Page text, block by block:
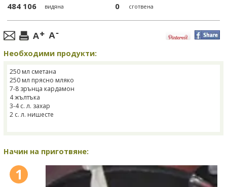
484 106 видяна 0 сготвена
Необходими продукти:
250 мл сметана
250 мл прясно мляко
7-8 зрънца кардамон
4 жълтъка
3-4 с. л. захар
2 с. л. нишесте
Начин на приготвяне:
1